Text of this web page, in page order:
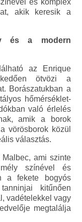
akik keresik a
és a modern
az Enrique
ötvözi a
Borászatukban a
hőmérséklet-
való érlelés
amik a borok
vörösborok közül
választás.
ami szinte
színével és
a fekete bogyós
kitűnően
vadételekkel vagy
megtalálja